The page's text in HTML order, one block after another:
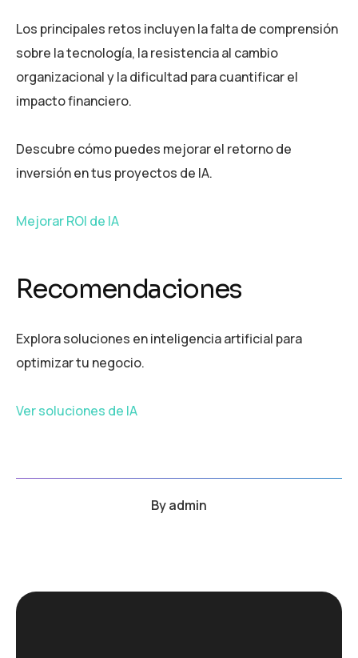
Los principales retos incluyen la falta de comprensión
sobre la tecnología, la resistencia al cambio
organizacional y la dificultad para cuantificar el
impacto financiero.
Descubre cómo puedes mejorar el retorno de
inversión en tus proyectos de IA.
Mejorar ROI de IA
Recomendaciones
Explora soluciones en inteligencia artificial para
optimizar tu negocio.
Ver soluciones de IA
Byadmin